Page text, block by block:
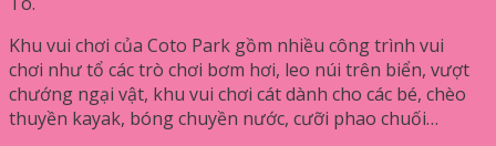
Khu vui chơi của Coto Park gồm nhiều công trình vui
chơi như tổ các trò chơi bơm hơi, leo núi trên biển, vượt
chướng ngại vật, khu vui chơi cát dành cho các bé, chèo
thuyền kayak, bóng chuyền nước, cưỡi phao chuối…